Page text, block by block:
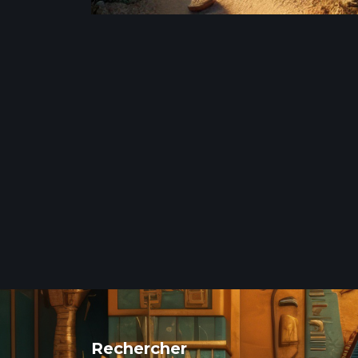
Rechercher